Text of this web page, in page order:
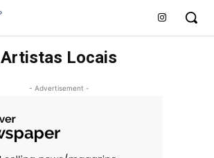
Artistas Locais
- Advertisement -